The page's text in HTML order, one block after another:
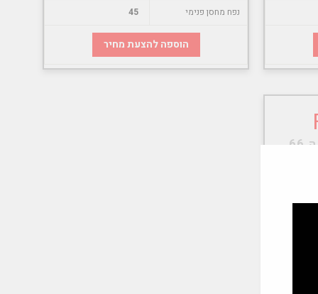
נפח מחסן פנימי
45
הוספה להצעת מחיר